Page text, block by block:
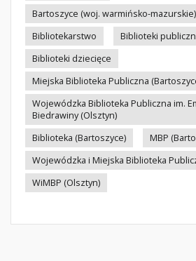
Bartoszyce (woj. warmińsko-mazurskie)
Bibliotekarstwo
Biblioteki
Biblioteki dziecięce
Miejska Biblioteka Publiczna
Wojewódzka Biblioteka Publiczna im.
Biedrawiny (Olsztyn)
Biblioteka (Bartoszyce)
MBP
Wojewódzka i Miejska Biblioteka
WiMBP (Olsztyn)